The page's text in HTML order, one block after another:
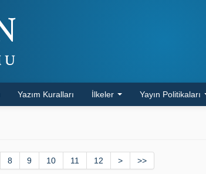
Yazım Kuralları İlkeler Yayın Politikaları
8 9 10 11 12 > >>